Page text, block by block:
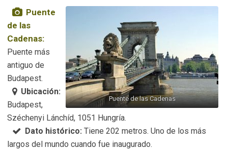
Puente de las Cadenas
Puente
de las
Cadenas:
Puente más
antiguo de
Budapest.
Ubicación:
Budapest,
Széchenyi Lánchíd, 1051 Hungría.
Dato histórico: Tiene 202 metros. Uno de los más
largos del mundo cuando fue inaugurado.